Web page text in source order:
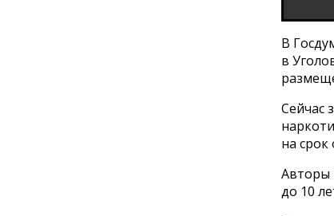
В
в
Сейчас
на срок
Авторы
до 10